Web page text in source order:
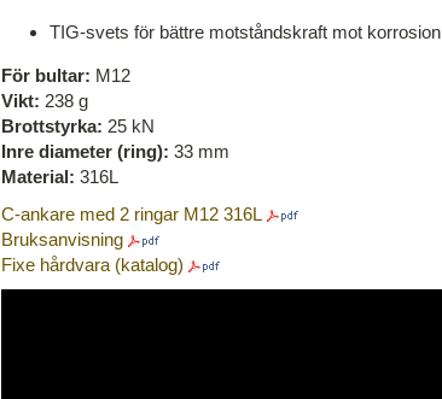
TIG-svets för bättre motståndskraft mot korrosion
För bultar: M12
Vikt: 238 g
Brottstyrka: 25 kN
Inre diameter (ring): 33 mm
Material: 316L
C-ankare med 2 ringar M12 316L
Bruksanvisning
Fixe hårdvara (katalog)